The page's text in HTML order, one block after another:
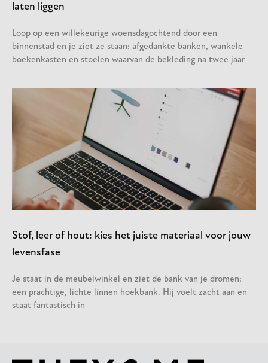
laten liggen
Loop op een willekeurige woensdagochtend door een
binnenstad en je ziet ze staan: afgedankte banken, wankele
boekenkasten en stoelen waarvan de bekleding na twee jaar
Stof, leer of hout: kies het juiste materiaal voor jouw
levensfase
Je staat in de meubelwinkel en ziet de bank van je dromen:
een prachtige, lichte linnen hoekbank. Hij voelt zacht aan en
staat fantastisch in